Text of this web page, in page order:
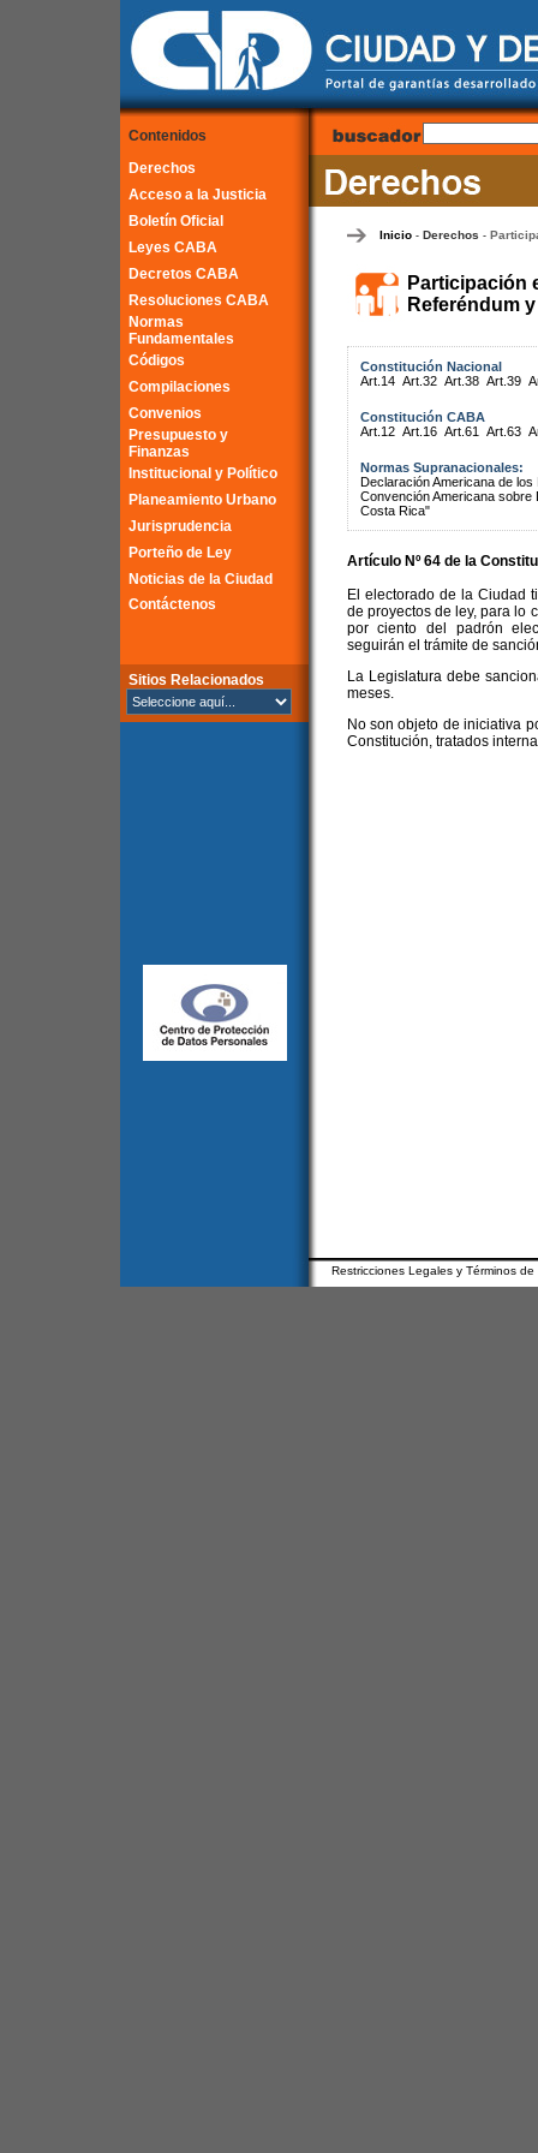
Contenidos
Derechos
Acceso a la Justicia
Boletín Oficial
Leyes CABA
Decretos CABA
Resoluciones CABA
Normas
Fundamentales
Códigos
Compilaciones
Convenios
Presupuesto y
Finanzas
Institucional y Político
Planeamiento Urbano
Jurisprudencia
Porteño de Ley
Noticias de la Ciudad
Contáctenos
Sitios Relacionados
Inicio- Derechos -
Participación
Referéndum
Constitución Nacional
Art.14 Art.32 Art.38 Art.39
Constitución CABA
Art.12 Art.16 Art.61 Art.63
Normas Supranacionales:
Declaración Americana de
Convención Americana
Costa Rica"
Artículo Nº 64 de la
El electorado de la Ciudad
de proyectos de ley, para lo
por ciento del padrón
seguirán el trámite de
La Legislatura debe
meses.
No son objeto de iniciativa
Constitución, tratados
Restricciones Legales y Términos de